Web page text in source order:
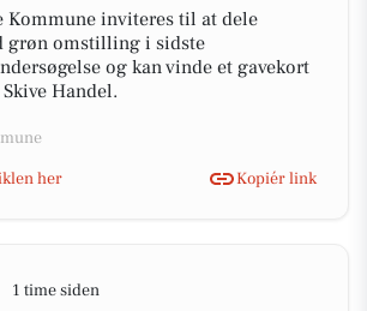
Kommune inviteres til at dele
grøn omstilling i sidste
og kan vinde et gavekort
Handel.
her
Kopiér link
1 time siden